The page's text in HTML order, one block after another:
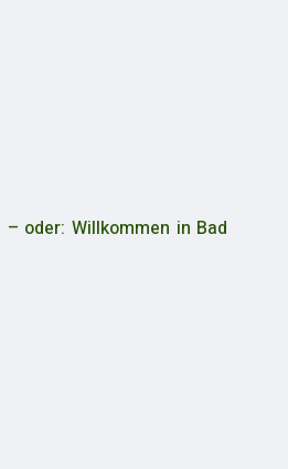
oder: Willkommen in Bad